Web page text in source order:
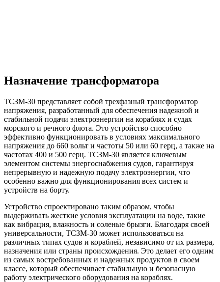
Назначение трансформатора
ТСЗМ-30 представляет собой трехфазный трансформатор
напряжения, разработанный для обеспечения надежной и
стабильной подачи электроэнергии на кораблях и судах
морского и речного флота. Это устройство способно
эффективно функционировать в условиях максимального
напряжения до 660 вольт и частоты 50 или 60 герц, а также на
частотах 400 и 500 герц. ТСЗМ-30 является ключевым
элементом системы энергоснабжения судов, гарантируя
непрерывную и надежную подачу электроэнергии, что
особенно важно для функционирования всех систем и
устройств на борту.
Устройство спроектировано таким образом, чтобы
выдерживать жесткие условия эксплуатации на воде, такие
как вибрация, влажность и соленые брызги. Благодаря своей
универсальности, ТСЗМ-30 может использоваться на
различных типах судов и кораблей, независимо от их размера,
назначения или страны происхождения. Это делает его одним
из самых востребованных и надежных продуктов в своем
классе, который обеспечивает стабильную и безопасную
работу электрического оборудования на кораблях.